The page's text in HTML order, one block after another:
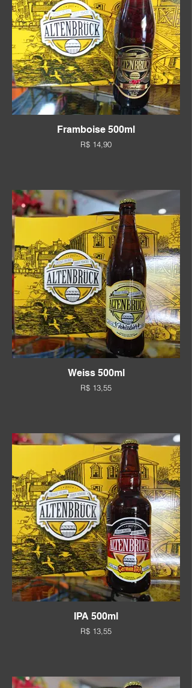
Framboise 500ml
R$ 14,90
Weiss 500ml
R$ 13,55
IPA 500ml
R$ 13,55